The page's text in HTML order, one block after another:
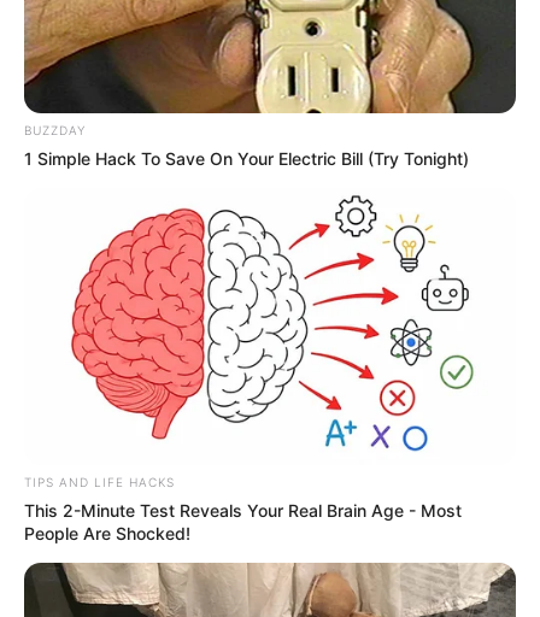
BUZZDAY
1 Simple Hack To Save On Your Electric Bill (Try Tonight)
TIPS AND LIFE HACKS
This 2-Minute Test Reveals Your Real Brain Age - Most
People Are Shocked!